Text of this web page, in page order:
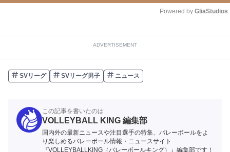
Powered by GliaStudios
ADVERTISEMENT
SVリーグ SVリーグ男子 ニュース
この記事を書いたのは
VOLLEYBALL KING 編集部
国内外の最新ニュースや注目選手の特集、バレーボールをよ
り楽しめるバレーボール情報・ニュースサイト
『VOLLEYBALLKING（バレーボールキング）』編集部です！